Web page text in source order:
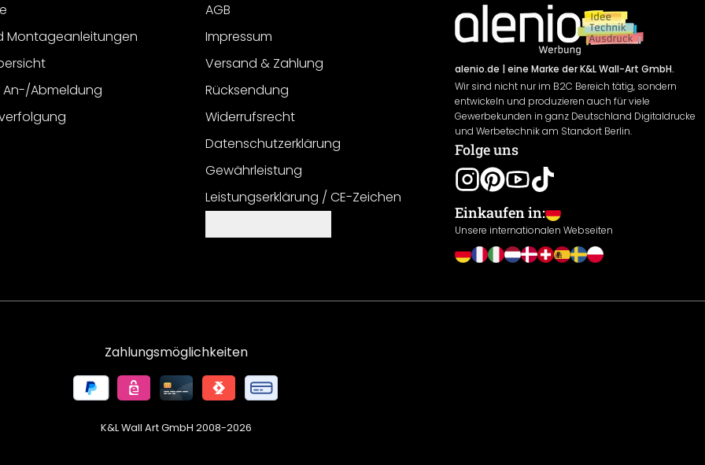
Montageanleitungen
An-/Abmeldung
AGB
Impressum
Versand & Zahlung
Rücksendung
Widerrufsrecht
Datenschutzerklärung
Gewährleistung
Leistungserklärung / CE-Zeichen
alenio.de | eine Marke der K&L Wall-Art GmbH.
Wir sind nicht nur im B2C Bereich tätig, sondern
entwickeln und produzieren auch für viele
Gewerbekunden in ganz Deutschland Digitaldrucke
und Werbetechnik am Standort Berlin.
Folge uns
Einkaufen in:
Unsere internationalen Webseiten
Zahlungsmöglichkeiten
K&L Wall Art GmbH 2008-2026